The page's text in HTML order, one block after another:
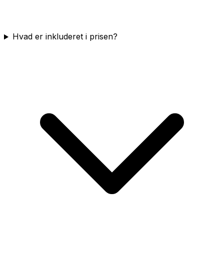
Hvad er inkluderet i prisen?